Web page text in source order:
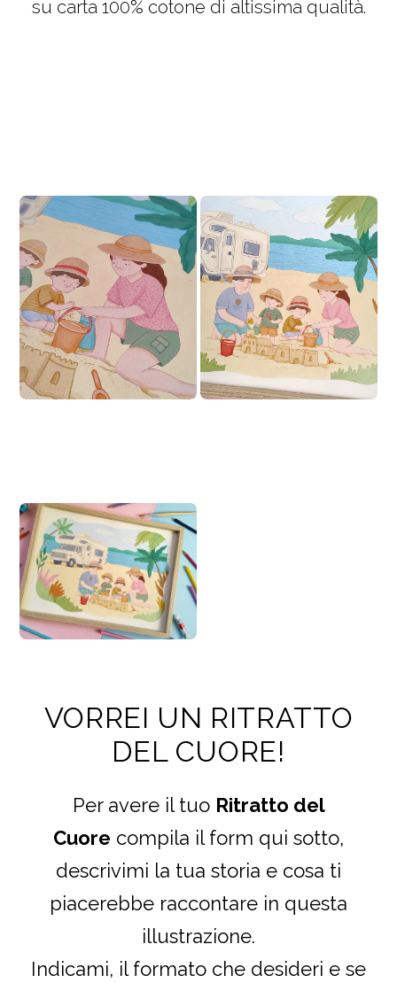
su carta 100% cotone di altissima qualità.
VORREI UN RITRATTO
DEL CUORE!
Per avere il tuo Ritratto del
Cuore compila il form qui sotto,
descrivimi la tua storia e cosa ti
piacerebbe raccontare in questa
illustrazione.
Indicami, il formato che desideri e se